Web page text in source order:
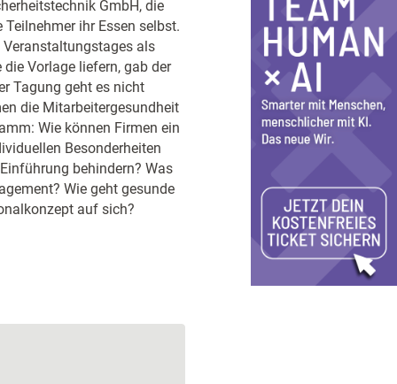
GmbH, die
ihr Essen selbst.
als
Vorlage liefern, gab der
Tagung geht es nicht
die Mitarbeitergesundheit
Wie können Firmen ein
Besonderheiten
behindern? Was
Wie geht gesunde
auf sich?